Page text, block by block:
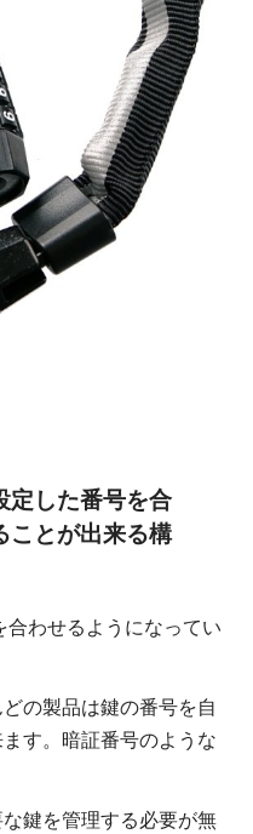
定した番号を合
ことが出来る構
わせるようになってい
の製品は鍵の番号を自
す。暗証番号のような
鍵を管理する必要が無